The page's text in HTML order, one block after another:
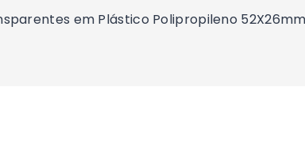
em Plástico Polipropileno